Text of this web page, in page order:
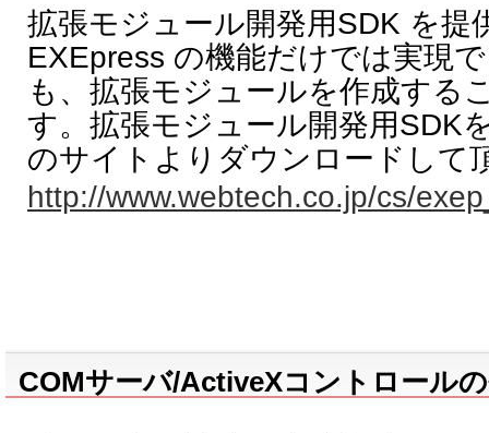
拡張モジュール開発用SDK を提
EXEpress の機能だけでは実現
も、拡張モジュールを作成する
す。拡張モジュール開発用SDK
のサイトよりダウンロードして
http://www.webtech.co.jp/cs/
COMサーバ/ActiveXコントロール